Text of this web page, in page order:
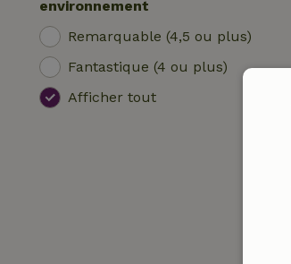
environnement
Remarquable (4,5 ou plus)
Fantastique (4 ou plus)
Afficher tout